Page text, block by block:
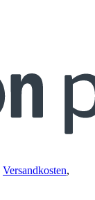
Versandkosten,